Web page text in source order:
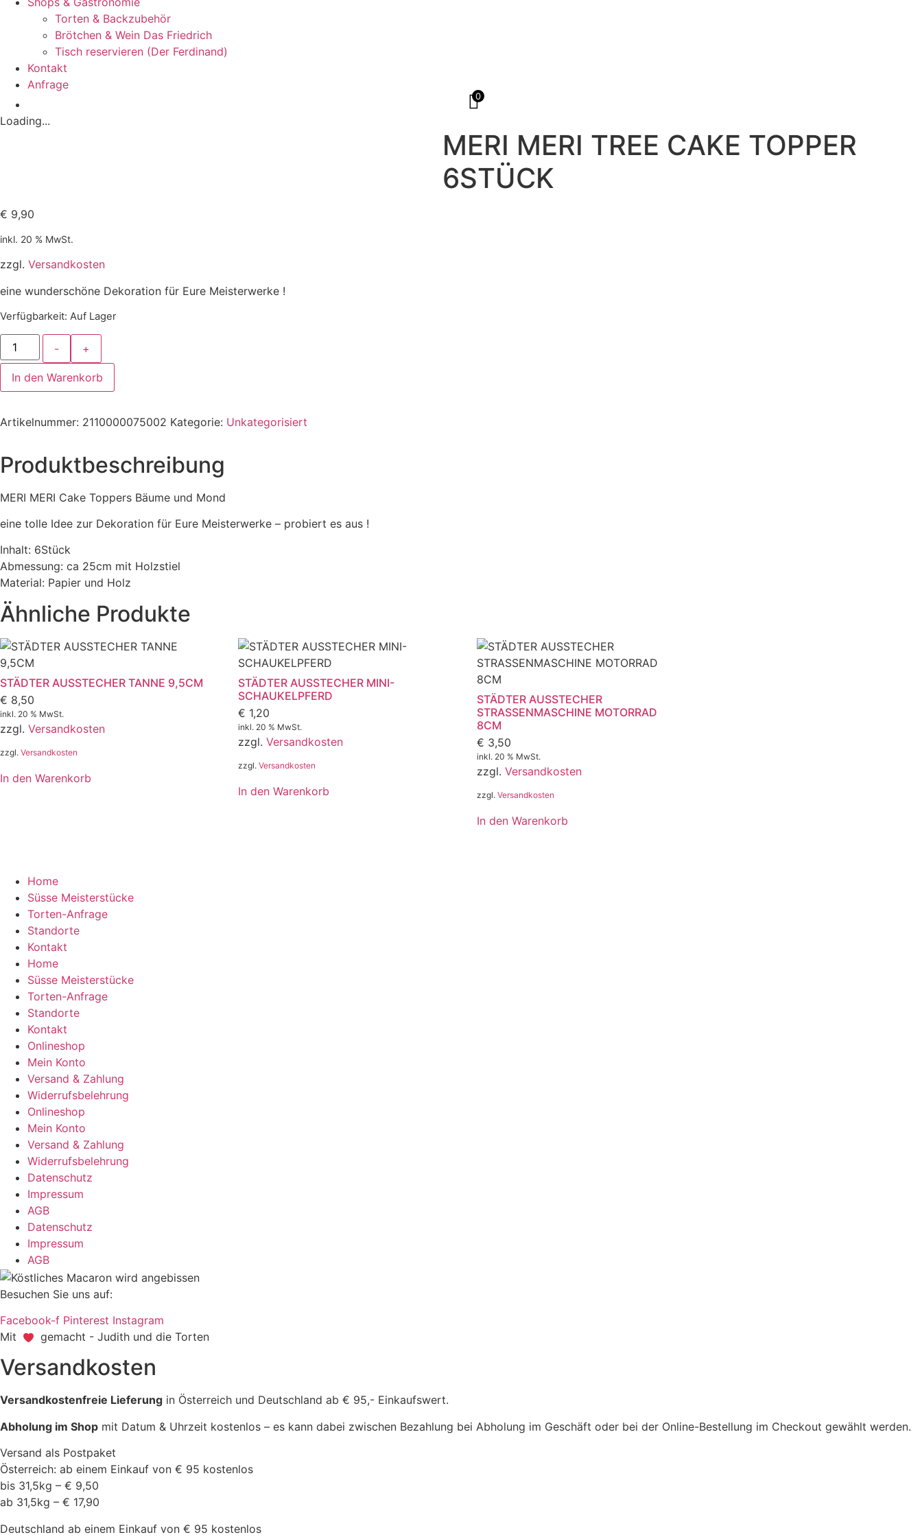
Torten & Backzubehör
Brötchen & Wein Das Friedrich
Tisch reservieren (Der Ferdinand)
Kontakt
Anfrage
0
Loading...
MERI MERI TREE CAKE TOPPER
6STÜCK
€ 9,90
inkl. 20 % MwSt.
zzgl. Versandkosten
eine wunderschöne Dekoration für Eure Meisterwerke !
Verfügbarkeit: Auf Lager
MERI
MERI
TREE
CAKE
TOPPER
6STÜCK
- +
In den Warenkorb
Artikelnummer: 2110000075002 Kategorie: Unkategorisiert
Produktbeschreibung
MERI MERI Cake Toppers Bäume und Mond
eine tolle Idee zur Dekoration für Eure Meisterwerke – probiert es aus !
Inhalt: 6Stück
Abmessung: ca 25cm mit Holzstiel
Material: Papier und Holz
Ähnliche Produkte
STÄDTER AUSSTECHER TANNE 9,5CM
€ 8,50
inkl. 20 % MwSt.
zzgl. Versandkosten
zzgl. Versandkosten
In den Warenkorb
STÄDTER AUSSTECHER MINI-
SCHAUKELPFERD
€ 1,20
inkl. 20 % MwSt.
zzgl.Versandkosten
zzgl.Versandkosten
In den Warenkorb
STÄDTER AUSSTECHER
STRASSENMASCHINE MOTORRAD
8CM
€ 3,50
inkl. 20 % MwSt.
zzgl. Versandkosten
zzgl. Versandkosten
In den Warenkorb
Home
Süsse Meisterstücke
Torten-Anfrage
Standorte
Kontakt
Home
Süsse Meisterstücke
Torten-Anfrage
Standorte
Kontakt
Onlineshop
Mein Konto
Versand & Zahlung
Widerrufsbelehrung
Onlineshop
Mein Konto
Versand & Zahlung
Widerrufsbelehrung
Datenschutz
Impressum
AGB
Datenschutz
Impressum
AGB
Besuchen Sie uns auf:
Facebook-f Pinterest Instagram
Mit
gemacht - Judith und die Torten
Versandkosten
Versandkostenfreie Lieferung in Österreich und Deutschland ab € 95,- Einkaufswert.
Abholung im Shop mit Datum & Uhrzeit kostenlos – es kann dabei zwischen Bezahlung bei Abholung im Geschäft oder bei der Online-Bestellung im Checkout gewählt werden.
Versand als Postpaket
Österreich: ab einem Einkauf von € 95 kostenlos
bis 31,5kg – € 9,50
ab 31,5kg – € 17,90
Deutschland ab einem Einkauf von € 95 kostenlos